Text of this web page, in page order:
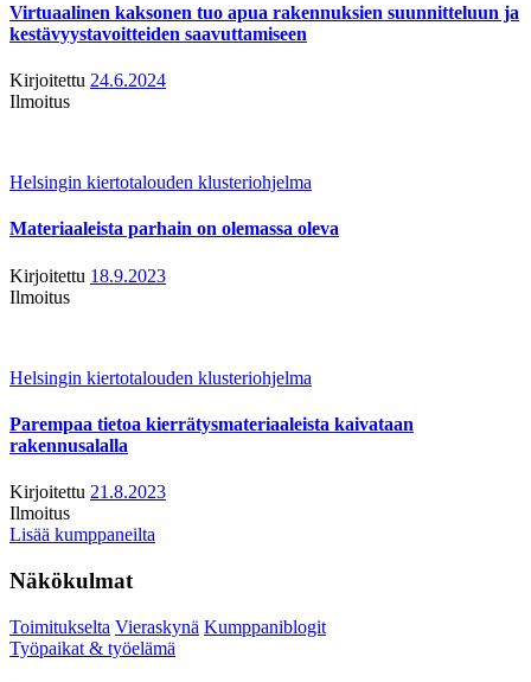
Virtuaalinen kaksonen tuo apua rakennuksien suunnitteluun ja
kestävyystavoitteiden saavuttamiseen
Kirjoitettu 24.6.2024
Ilmoitus
Helsingin kiertotalouden klusteriohjelma
Materiaaleista parhain on olemassa oleva
Kirjoitettu 18.9.2023
Ilmoitus
Helsingin kiertotalouden klusteriohjelma
Parempaa tietoa kierrätysmateriaaleista kaivataan
rakennusalalla
Kirjoitettu 21.8.2023
Ilmoitus
Lisää kumppaneilta
Näkökulmat
Toimitukselta Vieraskynä Kumppaniblogit
Työpaikat & työelämä